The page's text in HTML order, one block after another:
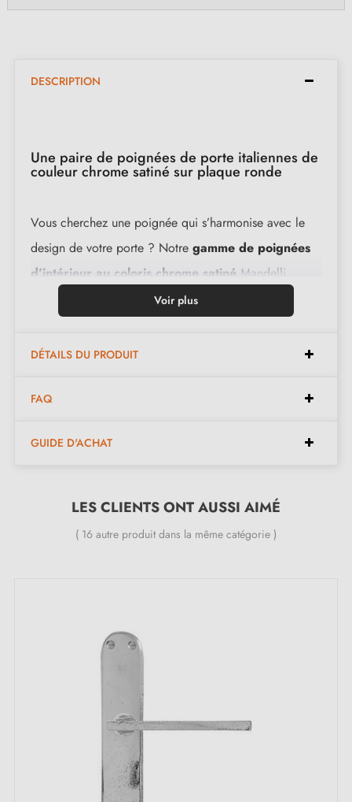
DESCRIPTION
Une paire de poignées de porte italiennes de
couleur chrome satiné sur plaque ronde
Vous cherchez une poignée qui s’harmonise avec le
design de votre porte ? Notre gamme de poignées
d’intérieur au coloris chrome satiné Mandelli
Rondò convient à tout type de porte. Conçues en
incomparable. De plus, elles sont assorties d'une
Matériau : laiton massif 100% Italien (garantie de la
Pour portes plus épaisses ou poignée de porte à
Adaptateurs de montage
Deux tiges carrées : 7x7 mm pour la France, 8x8 mm
Voir plus
DÉTAILS DU PRODUIT
FAQ
GUIDE D'ACHAT
LES CLIENTS ONT AUSSI AIMÉ
( 16 autre produit dans la même catégorie )